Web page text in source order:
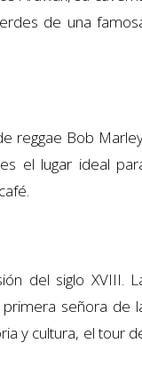
de una
reggae Bob
el lugar ideal
del siglo XVIII.
señora de
y cultura, el tour